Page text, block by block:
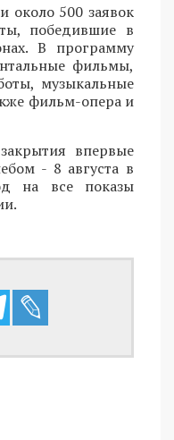
около 500 заявок
победившие в
В программу
фильмы,
музыкальные
фильм-опера и
впервые
- 8 августа в
на все показы